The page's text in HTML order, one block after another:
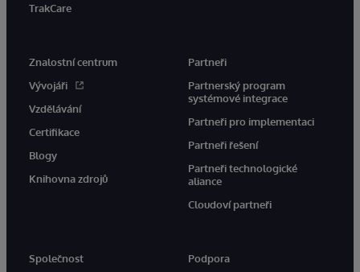
TrakCare
Znalostní centrum
Vývojáři
Vzdělávání
Certifikace
Blogy
Knihovna zdrojů
Partneři
Partnerský program
systémové integrace
Partneři pro implementaci
Partneři řešení
Partneři technologické
aliance
Cloudoví partneři
Společnost Podpora